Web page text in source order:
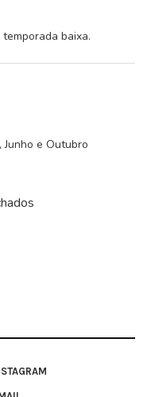
baixa.
Junho e Outubro